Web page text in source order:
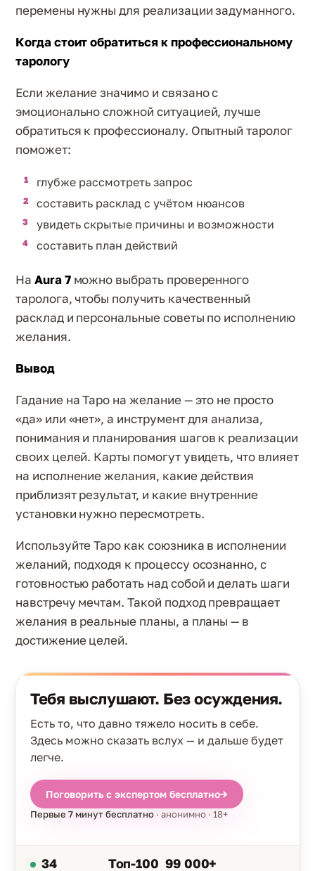
перемены нужны для реализации задуманного.
Когда стоит обратиться к профессиональному
тарологу
Если желание значимо и связано с
эмоционально сложной ситуацией, лучше
обратиться к профессионалу. Опытный таролог
поможет:
глубже рассмотреть запрос
составить расклад с учётом нюансов
увидеть скрытые причины и возможности
составить план действий
На Aura 7можно выбрать проверенного
таролога, чтобы получить качественный
расклад и персональные советы по исполнению
желания.
Вывод
Гадание на Таро на желание — это не просто
«да» или «нет», а инструмент для анализа,
понимания и планирования шагов к реализации
своих целей. Карты помогут увидеть, что влияет
на исполнение желания, какие действия
приблизят результат, и какие внутренние
установки нужно пересмотреть.
Используйте Таро как союзника в исполнении
желаний, подходя к процессу осознанно, с
готовностью работать над собой и делать шаги
навстречу мечтам. Такой подход превращает
желания в реальные планы, а планы — в
достижение целей.
Тебя выслушают. Без осуждения.
Есть то, что давно тяжело носить в себе.
Здесь можно сказать вслух — и дальше будет
легче.
Поговорить с экспертом бесплатно→
Первые 7 минут бесплатно · анонимно · 18+
34 Топ-100 99 000+